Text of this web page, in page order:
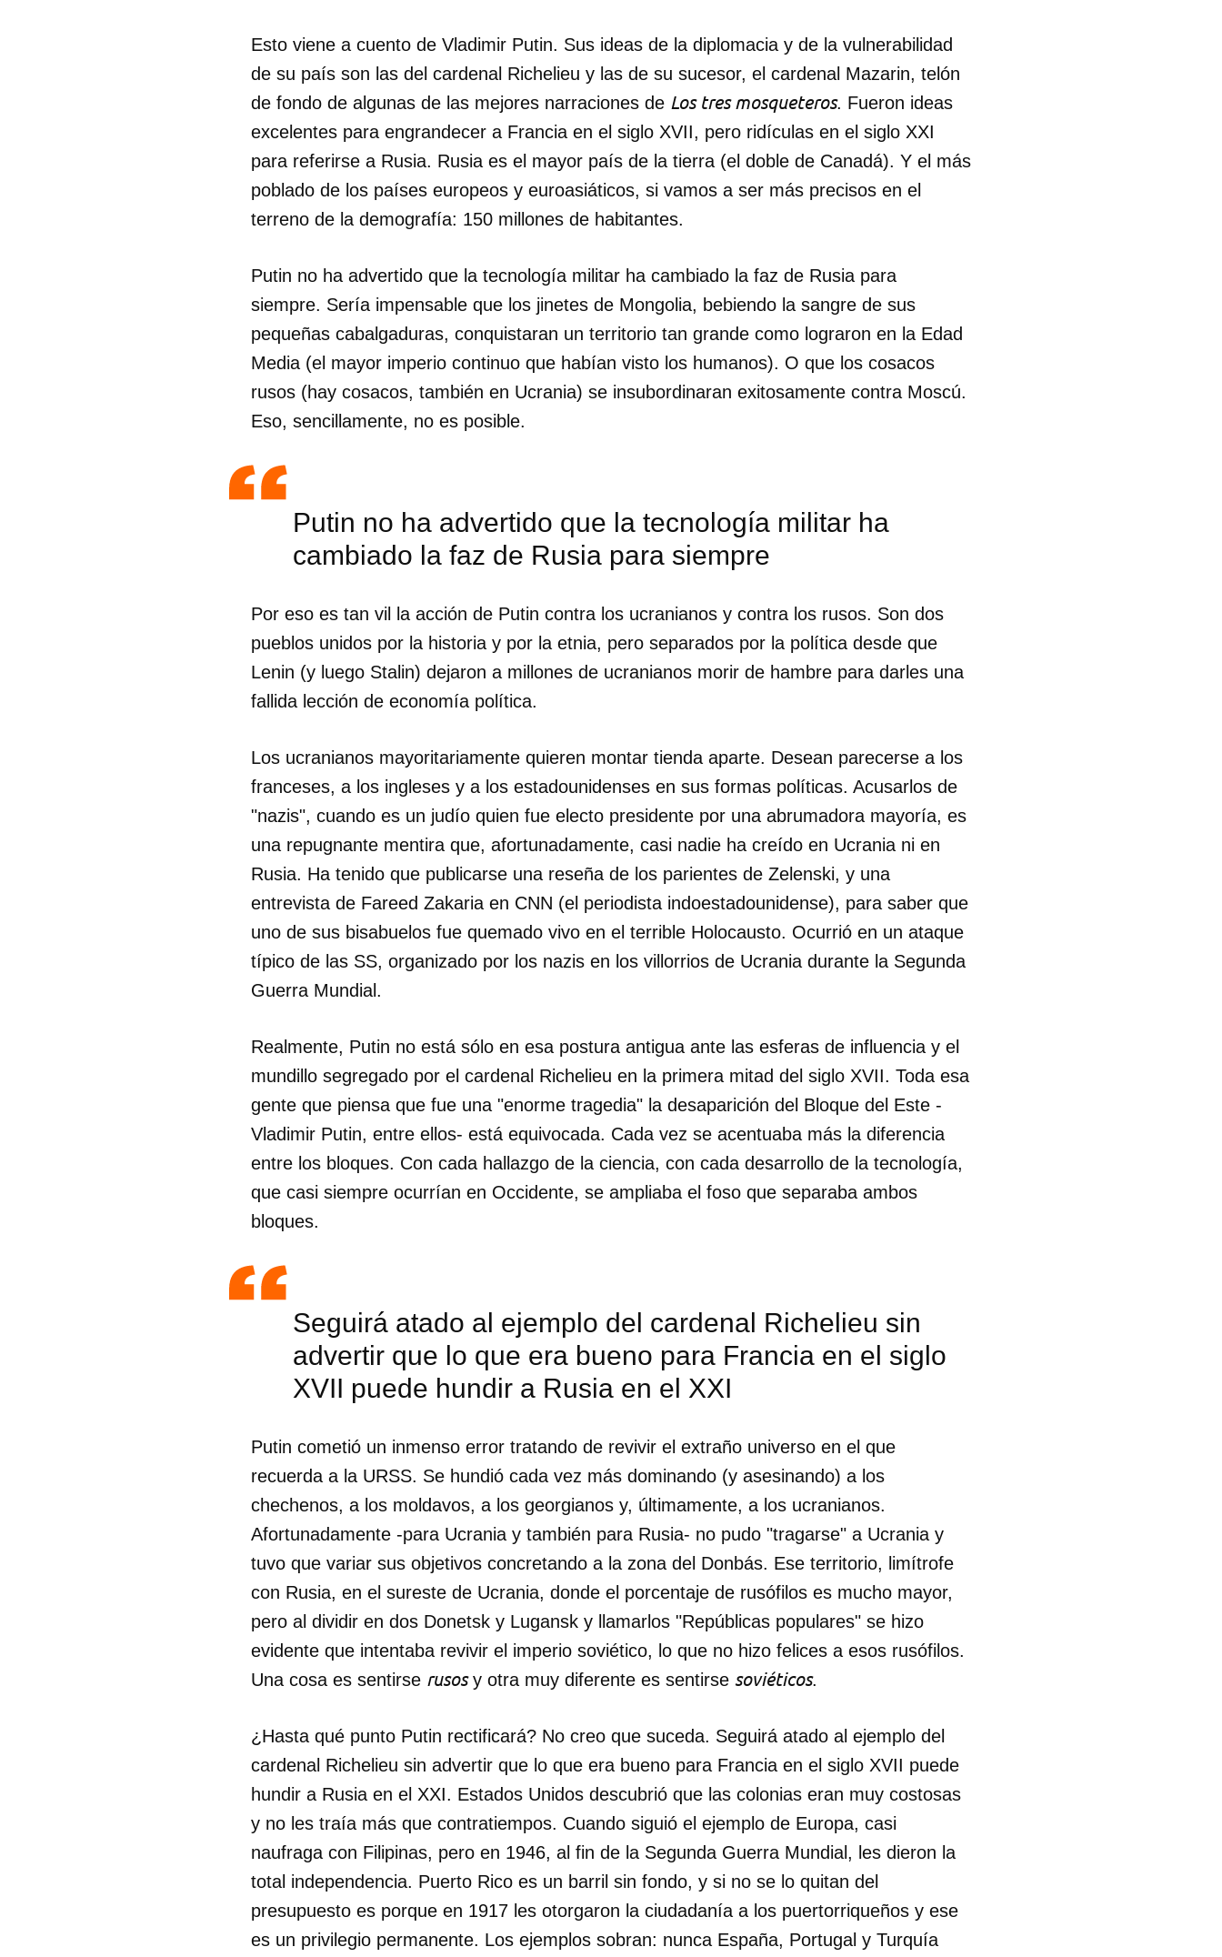
Guardar como favorito
Para poder guardar como favorito, primero has de iniciar sesión con tu
INICIAR SESIÓN CANCELAR
Esto viene a cuento de Vladimir Putin. Sus ideas de la diplomacia y de la vulnerabilidad
de su país son las del cardenal Richelieu y las de su sucesor, el cardenal Mazarin, telón
de fondo de algunas de las mejores narraciones de Los tres mosqueteros. Fueron ideas
excelentes para engrandecer a Francia en el siglo XVII, pero ridículas en el siglo XXI
para referirse a Rusia. Rusia es el mayor país de la tierra (el doble de Canadá). Y el más
poblado de los países europeos y euroasiáticos, si vamos a ser más precisos en el
terreno de la demografía: 150 millones de habitantes.
Putin no ha advertido que la tecnología militar ha cambiado la faz de Rusia para
siempre. Sería impensable que los jinetes de Mongolia, bebiendo la sangre de sus
pequeñas cabalgaduras, conquistaran un territorio tan grande como lograron en la Edad
Media (el mayor imperio continuo que habían visto los humanos). O que los cosacos
rusos (hay cosacos, también en Ucrania) se insubordinaran exitosamente contra Moscú.
Eso, sencillamente, no es posible.
Putin no ha advertido que la tecnología militar ha
cambiado la faz de Rusia para siempre
Por eso es tan vil la acción de Putin contra los ucranianos y contra los rusos. Son dos
pueblos unidos por la historia y por la etnia, pero separados por la política desde que
Lenin (y luego Stalin) dejaron a millones de ucranianos morir de hambre para darles una
fallida lección de economía política.
Los ucranianos mayoritariamente quieren montar tienda aparte. Desean parecerse a los
franceses, a los ingleses y a los estadounidenses en sus formas políticas. Acusarlos de
"nazis", cuando es un judío quien fue electo presidente por una abrumadora mayoría, es
una repugnante mentira que, afortunadamente, casi nadie ha creído en Ucrania ni en
Rusia. Ha tenido que publicarse una reseña de los parientes de Zelenski, y una
entrevista de Fareed Zakaria en CNN (el periodista indoestadounidense), para saber que
uno de sus bisabuelos fue quemado vivo en el terrible Holocausto. Ocurrió en un ataque
típico de las SS, organizado por los nazis en los villorrios de Ucrania durante la Segunda
Guerra Mundial.
Realmente, Putin no está sólo en esa postura antigua ante las esferas de influencia y el
mundillo segregado por el cardenal Richelieu en la primera mitad del siglo XVII. Toda esa
gente que piensa que fue una "enorme tragedia" la desaparición del Bloque del Este -
Vladimir Putin, entre ellos- está equivocada. Cada vez se acentuaba más la diferencia
entre los bloques. Con cada hallazgo de la ciencia, con cada desarrollo de la tecnología,
que casi siempre ocurrían en Occidente, se ampliaba el foso que separaba ambos
bloques.
Seguirá atado al ejemplo del cardenal Richelieu sin
advertir que lo que era bueno para Francia en el siglo
XVII puede hundir a Rusia en el XXI
Putin cometió un inmenso error tratando de revivir el extraño universo en el que
recuerda a la URSS. Se hundió cada vez más dominando (y asesinando) a los
chechenos, a los moldavos, a los georgianos y, últimamente, a los ucranianos.
Afortunadamente -para Ucrania y también para Rusia- no pudo "tragarse" a Ucrania y
tuvo que variar sus objetivos concretando a la zona del Donbás. Ese territorio, limítrofe
con Rusia, en el sureste de Ucrania, donde el porcentaje de rusófilos es mucho mayor,
pero al dividir en dos Donetsk y Lugansk y llamarlos "Repúblicas populares" se hizo
evidente que intentaba revivir el imperio soviético, lo que no hizo felices a esos rusófilos.
Una cosa es sentirse rusosy otra muy diferente es sentirse soviéticos.
¿Hasta qué punto Putin rectificará? No creo que suceda. Seguirá atado al ejemplo del
cardenal Richelieu sin advertir que lo que era bueno para Francia en el siglo XVII puede
hundir a Rusia en el XXI. Estados Unidos descubrió que las colonias eran muy costosas
y no les traía más que contratiempos. Cuando siguió el ejemplo de Europa, casi
naufraga con Filipinas, pero en 1946, al fin de la Segunda Guerra Mundial, les dieron la
total independencia. Puerto Rico es un barril sin fondo, y si no se lo quitan del
presupuesto es porque en 1917 les otorgaron la ciudadanía a los puertorriqueños y ese
es un privilegio permanente. Los ejemplos sobran: nunca España, Portugal y Turquía